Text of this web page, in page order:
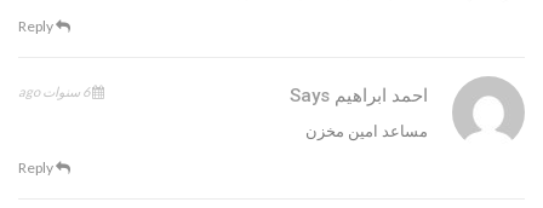
احمد ابراهيم Says 6 سنوات ago
مساعد امين مخزن